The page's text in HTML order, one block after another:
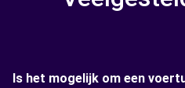
Is het mogelijk om een